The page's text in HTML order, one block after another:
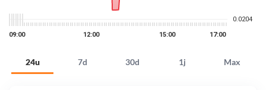
24u 7d 30d 1j Max